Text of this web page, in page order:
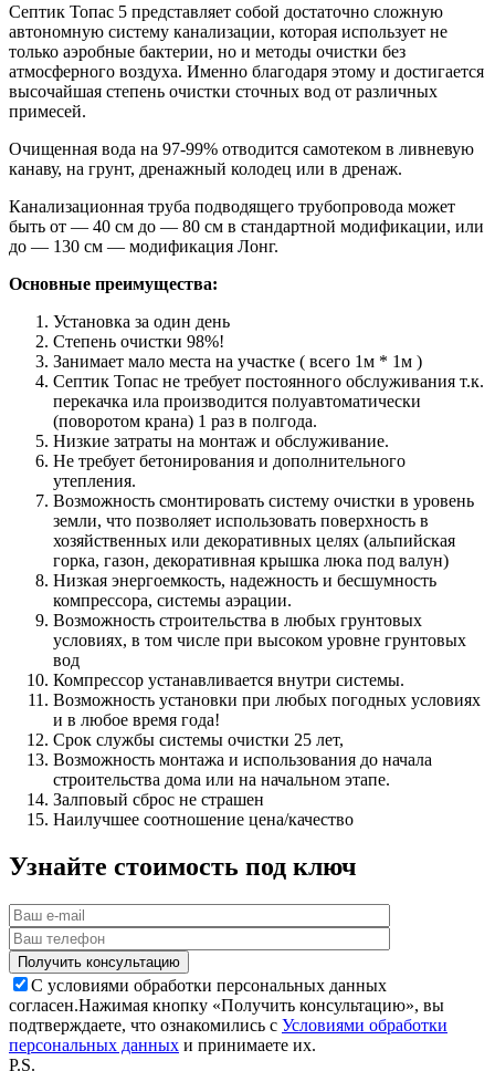
Септик Топас 5 представляет собой достаточно сложную
автономную систему канализации, которая использует не
только аэробные бактерии, но и методы очистки без
атмосферного воздуха. Именно благодаря этому и достигается
высочайшая степень очистки сточных вод от различных
примесей.
Очищенная вода на 97-99% отводится самотеком в ливневую
канаву, на грунт, дренажный колодец или в дренаж.
Канализационная труба подводящего трубопровода может
быть от — 40 см до — 80 см в стандартной модификации, или
до — 130 см — модификация Лонг.
Основные преимущества:
Установка за один день
Степень очистки 98%!
Занимает мало места на участке ( всего 1м * 1м )
Септик Топас не требует постоянного обслуживания т.к.
перекачка ила производится полуавтоматически
(поворотом крана) 1 раз в полгода.
Низкие затраты на монтаж и обслуживание.
Не требует бетонирования и дополнительного
утепления.
Возможность смонтировать систему очистки в уровень
земли, что позволяет использовать поверхность в
хозяйственных или декоративных целях (альпийская
горка, газон, декоративная крышка люка под валун)
Низкая энергоемкость, надежность и бесшумность
компрессора, системы аэрации.
Возможность строительства в любых грунтовых
условиях, в том числе при высоком уровне грунтовых
вод
Компрессор устанавливается внутри системы.
Возможность установки при любых погодных условиях
и в любое время года!
Срок службы системы очистки 25 лет,
Возможность монтажа и использования до начала
строительства дома или на начальном этапе.
Залповый сброс не страшен
Наилучшее соотношение цена/качество
Узнайте стоимость под ключ
С условиями обработки персональных данных
согласен.Нажимая кнопку «Получить консультацию», вы
подтверждаете, что ознакомились с Условиями обработки
персональных данных и принимаете их.
P.S.